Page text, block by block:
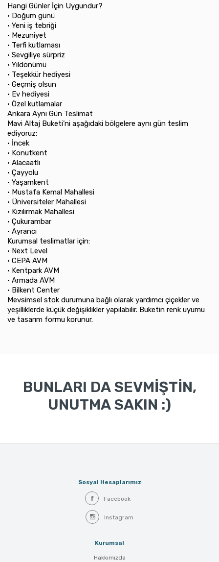
Hangi Günler İçin Uygundur?
•⁠ ⁠Doğum günü
•⁠ ⁠Yeni iş tebriği
•⁠ ⁠Mezuniyet
•⁠ ⁠Terfi kutlaması
•⁠ ⁠Sevgiliye sürpriz
•⁠ ⁠Yıldönümü
•⁠ ⁠Teşekkür hediyesi
•⁠ ⁠Geçmiş olsun
•⁠ ⁠Ev hediyesi
•⁠ ⁠Özel kutlamalar
Ankara Aynı Gün Teslimat
Mavi Altaj Buketi’ni aşağıdaki bölgelere aynı gün teslim
ediyoruz:
•⁠ ⁠İncek
•⁠ ⁠Konutkent
•⁠ ⁠Alacaatlı
•⁠ ⁠Çayyolu
•⁠ ⁠Yaşamkent
•⁠ ⁠Mustafa Kemal Mahallesi
•⁠ ⁠Üniversiteler Mahallesi
•⁠ ⁠Kızılırmak Mahallesi
•⁠ ⁠Çukurambar
•⁠ ⁠Ayrancı
Kurumsal teslimatlar için:
•⁠ ⁠Next Level
•⁠ ⁠CEPA AVM
•⁠ ⁠Kentpark AVM
•⁠ ⁠Armada AVM
•⁠ ⁠Bilkent Center
Mevsimsel stok durumuna bağlı olarak yardımcı çiçekler ve
yeşilliklerde küçük değişiklikler yapılabilir. Buketin renk uyumu
ve tasarım formu korunur.
BUNLARI DA SEVMİŞTİN,
UNUTMA SAKIN :)
Sosyal Hesaplarımız
Facebook
Instagram
Kurumsal
Hakkımızda